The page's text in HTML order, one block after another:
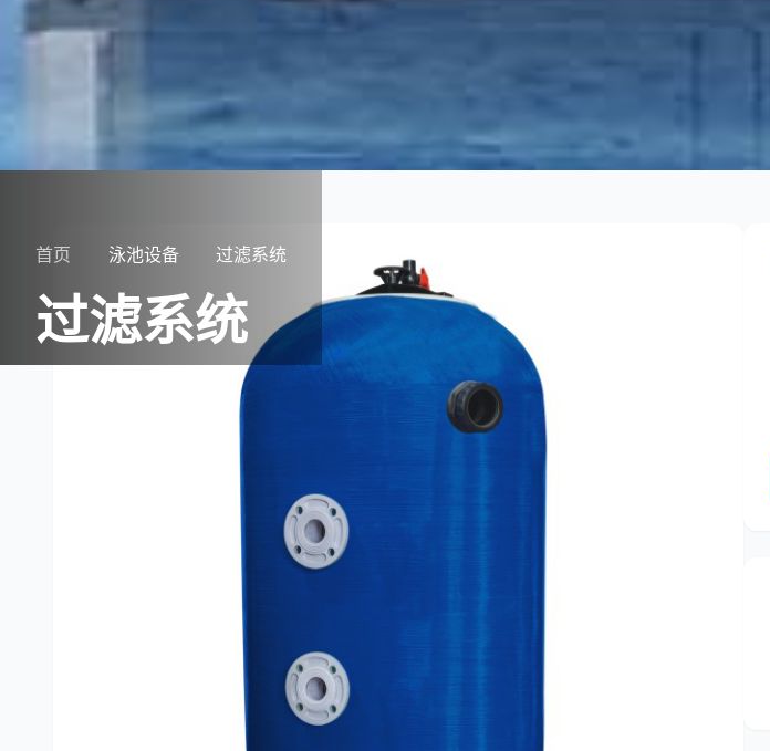
首页 泳池设备 过滤系统
过滤系统